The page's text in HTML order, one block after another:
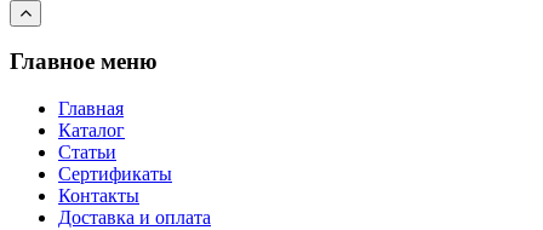
Главное меню
Главная
Каталог
Статьи
Сертификаты
Контакты
Доставка и оплата